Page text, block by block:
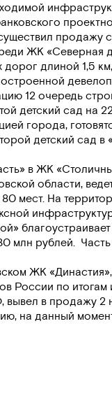
продажу
ЖК
дорог длиной 1,5
12 очередь
детский сад на
города,
детский сад в
в ЖК
области,
мест. На
млн рублей.
ЖК
России по
вывел в продажу
на данный